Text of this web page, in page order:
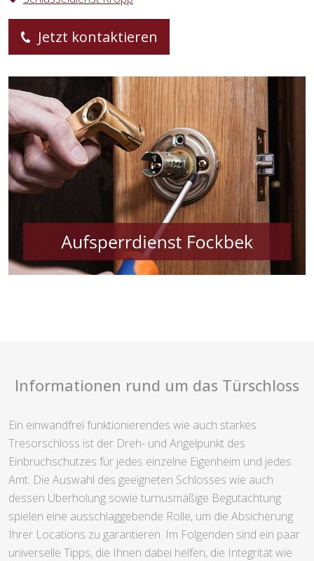
Jetzt kontaktieren
Informationen rund um das Türschloss
Ein einwandfrei funktionierendes wie auch starkes
Tresorschloss ist der Dreh- und Angelpunkt des
Einbruchschutzes für jedes einzelne Eigenheim und jedes
Amt. Die Auswahl des geeigneten Schlosses wie auch
dessen Überholung sowie turnusmäßige Begutachtung
spielen eine ausschlaggebende Rolle, um die Absicherung
Ihrer Locations zu garantieren. Im Folgenden sind ein paar
universelle Tipps, die Ihnen dabei helfen, die Integrität wie